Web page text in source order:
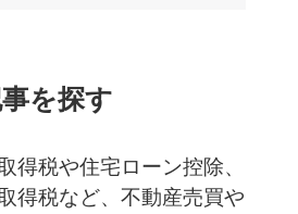
を探す
得税や住宅ローン控除、
得税など、不動産売買や